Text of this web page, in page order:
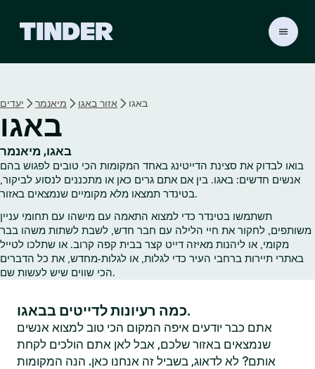
ת
י
נ
ד
יעדים מיאנמר אזור באגו באגו
באגו
באגו, מיאנמר
בואו לבדוק את סצינת הדייטינג באחד המקומות הכי טובים לפגוש בהם
אנשים חדשים: באגו. בין אם אתם גרים כאן או מתכננים לנסוע לביקור,
בטינדר תמצאו מלא מקומיים שנמצאים באזור.
תשתמשו בטינדר כדי למצוא התאמה עם מישהו עם תחומי עניין
משותפים, לחקור את חיי הלילה עם חבר חדש, לשבת לשתות משהו בבר
מקומי, או ליהנות מאיזה דייט קצר בבית קפה קרוב. או שתלכו לטייל
באתרי תיירות ברחבי העיר כדי לגלות, או לגלות‑מחדש, את כל הדברים
הכי שווים שיש לעשות שם.
כמה רעיונות לדייטים בבאגו.
אתם כבר יודעים איפה המקום הכי טוב למצוא אנשים
שנמצאים באזור שלכם, אבל לאן אתם הולכים לקחת
אותם? לא לדאוג, בשביל זה אנחנו כאן. הנה המקומות